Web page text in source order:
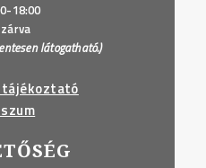
18:00
látogatható.)